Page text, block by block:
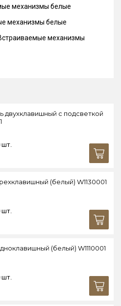
двухклавишный с подсветкой
шт.
(белый) W1130001
шт.
(белый) W1110001
шт.
механизмы белые
механизмы белые
механизмы